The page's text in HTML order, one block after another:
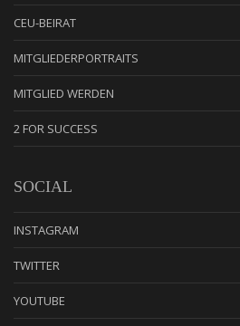
CEU-BEIRAT
MITGLIEDERPORTRAITS
MITGLIED WERDEN
2 FOR SUCCESS
SOCIAL
INSTAGRAM
TWITTER
YOUTUBE